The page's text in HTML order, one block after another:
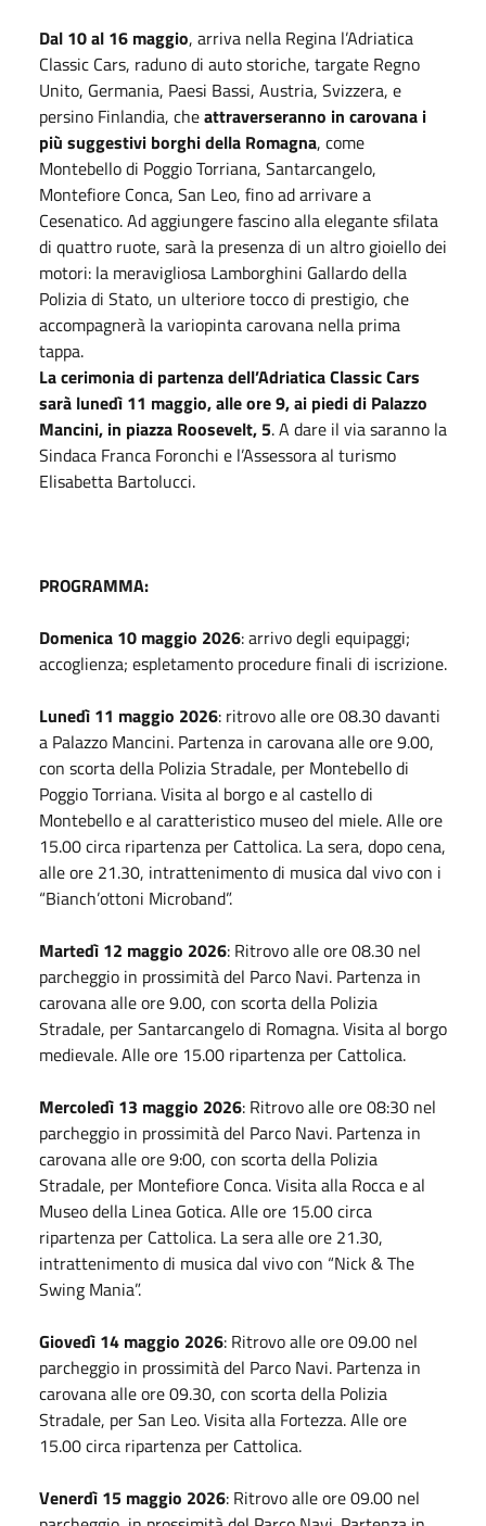
Dal 10 al 16 maggio, arriva nella Regina l’Adriatica
Classic Cars, raduno di auto storiche, targate Regno
Unito, Germania, Paesi Bassi, Austria, Svizzera, e
persino Finlandia, cheattraverseranno in carovana i
più suggestivi borghi della Romagna, come
Montebello di Poggio Torriana, Santarcangelo,
Montefiore Conca, San Leo, fino ad arrivare a
Cesenatico. Ad aggiungere fascino alla elegante sfilata
di quattro ruote, sarà la presenza di un altro gioiello dei
motori: la meravigliosa Lamborghini Gallardo della
Polizia di Stato, un ulteriore tocco di prestigio, che
accompagnerà la variopinta carovana nella prima
tappa.
La cerimonia di partenza dell’Adriatica Classic Cars
sarà lunedì 11 maggio, alle ore 9, ai piedi di Palazzo
Mancini, in piazza Roosevelt, 5. A dare il via saranno la
Sindaca Franca Foronchi e l’Assessora al turismo
Elisabetta Bartolucci.
PROGRAMMA:
Domenica 10 maggio 2026: arrivo degli equipaggi;
accoglienza; espletamento procedure finali di iscrizione.
Lunedì 11 maggio 2026: ritrovo alle ore 08.30 davanti
a Palazzo Mancini. Partenza in carovana alle ore 9.00,
con scorta della Polizia Stradale, per Montebello di
Poggio Torriana. Visita al borgo e al castello di
Montebello e al caratteristico museo del miele. Alle ore
15.00 circa ripartenza per Cattolica. La sera, dopo cena,
alle ore 21.30, intrattenimento di musica dal vivo con i
“Bianch’ottoni Microband”.
Martedì 12 maggio 2026: Ritrovo alle ore 08.30 nel
parcheggio in prossimità del Parco Navi. Partenza in
carovana alle ore 9.00, con scorta della Polizia
Stradale, per Santarcangelo di Romagna. Visita al borgo
medievale. Alle ore 15.00 ripartenza per Cattolica.
Mercoledì 13 maggio 2026: Ritrovo alle ore 08:30 nel
parcheggio in prossimità del Parco Navi. Partenza in
carovana alle ore 9:00, con scorta della Polizia
Stradale, per Montefiore Conca. Visita alla Rocca e al
Museo della Linea Gotica. Alle ore 15.00 circa
ripartenza per Cattolica. La sera alle ore 21.30,
intrattenimento di musica dal vivo con “Nick & The
Swing Mania”.
Giovedì 14 maggio 2026: Ritrovo alle ore 09.00 nel
parcheggio in prossimità del Parco Navi. Partenza in
carovana alle ore 09.30, con scorta della Polizia
Stradale, per San Leo. Visita alla Fortezza. Alle ore
15.00 circa ripartenza per Cattolica.
Venerdì 15 maggio 2026: Ritrovo alle ore 09.00 nel